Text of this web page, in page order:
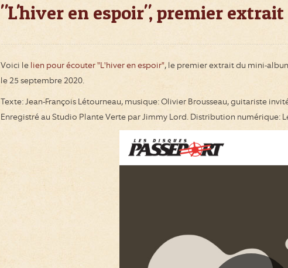
"L'hiver en espoir", premier
Voici le lien pour écouter "L'hiver en espoir", le premier extrait du mini-
le 25 septembre 2020.
Texte: Jean-François Létourneau, musique: Olivier Brousseau, guitariste
Enregistré au Studio Plante Verte par Jimmy Lord. Distribution numérique: